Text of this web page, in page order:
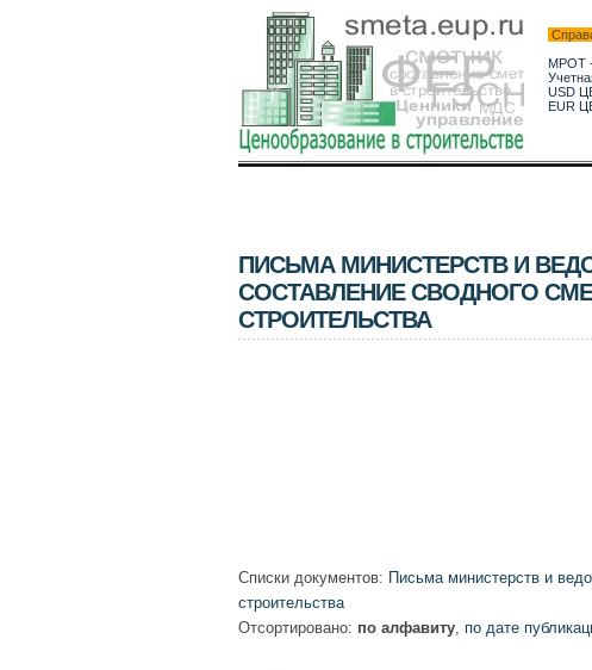
МРОТ -
USD
EUR
ПИСЬМА МИНИСТЕРСТВ И
СОСТАВЛЕНИЕ СВОДНОГО
СТРОИТЕЛЬСТВА
Списки документов: Письма министерств и
строительства
Отсортировано: по алфавиту, по дате